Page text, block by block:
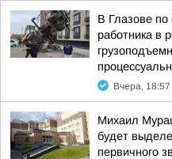
В Глазове по
работника в
Вчера, 18:57
Михаил
будет
первичного